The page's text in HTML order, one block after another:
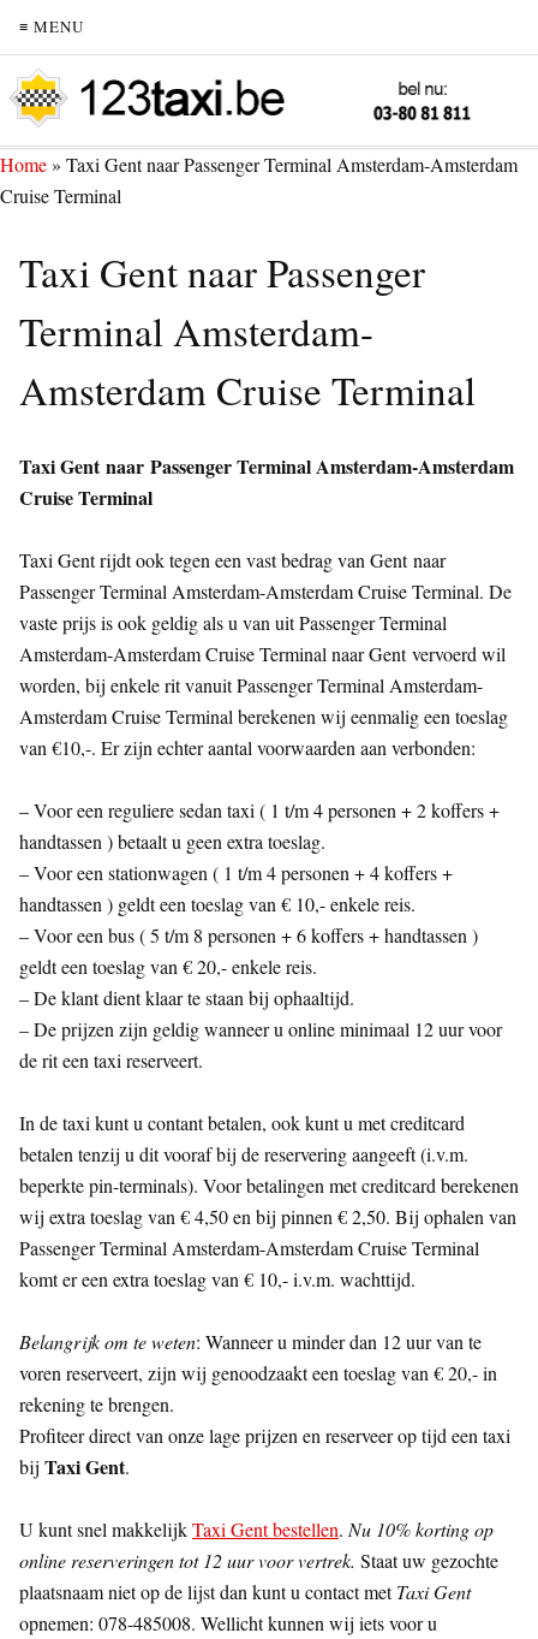
≡ MENU
Home» Taxi Gent naar Passenger Terminal Amsterdam-Amsterdam
Cruise Terminal
Taxi Gent naar Passenger
Terminal Amsterdam-
Amsterdam Cruise Terminal
Taxi Gent naar Passenger Terminal Amsterdam-Amsterdam
Cruise Terminal
Taxi Gent rijdt ook tegen een vast bedrag van Gent naar
Passenger Terminal Amsterdam-Amsterdam Cruise Terminal. De
vaste prijs is ook geldig als u van uit Passenger Terminal
Amsterdam-Amsterdam Cruise Terminal naar Gent vervoerd wil
worden, bij enkele rit vanuit Passenger Terminal Amsterdam-
Amsterdam Cruise Terminal berekenen wij eenmalig een toeslag
van €10,-. Er zijn echter aantal voorwaarden aan verbonden:
– Voor een reguliere sedan taxi ( 1 t/m 4 personen + 2 koffers +
handtassen ) betaalt u geen extra toeslag.
– Voor een stationwagen ( 1 t/m 4 personen + 4 koffers +
handtassen ) geldt een toeslag van € 10,- enkele reis.
– Voor een bus ( 5 t/m 8 personen + 6 koffers + handtassen )
geldt een toeslag van € 20,- enkele reis.
– De klant dient klaar te staan bij ophaaltijd.
– De prijzen zijn geldig wanneer u online minimaal 12 uur voor
de rit een taxi reserveert.
In de taxi kunt u contant betalen, ook kunt u met creditcard
betalen tenzij u dit vooraf bij de reservering aangeeft (i.v.m.
beperkte pin-terminals). Voor betalingen met creditcard berekenen
wij extra toeslag van € 4,50 en bij pinnen € 2,50. Bij ophalen van
Passenger Terminal Amsterdam-Amsterdam Cruise Terminal
komt er een extra toeslag van € 10,- i.v.m. wachttijd.
Belangrijk om te weten: Wanneer u minder dan 12 uur van te
voren reserveert, zijn wij genoodzaakt een toeslag van € 20,- in
rekening te brengen.
Profiteer direct van onze lage prijzen en reserveer op tijd een taxi
bij Taxi Gent.
U kunt snel makkelijkTaxi Gent bestellen. Nu 10% korting op
online reserveringen tot 12 uur voor vertrek. Staat uw gezochte
plaatsnaam niet op de lijst dan kunt u contact metTaxi Gent
opnemen: 078-485008. Wellicht kunnen wij iets voor u